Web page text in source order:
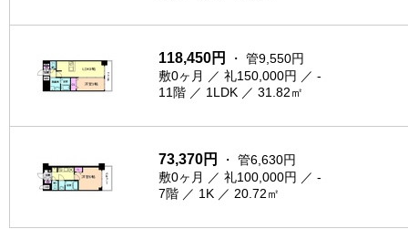
118,450円
・ 管9,550円
敷0ヶ月 ／ 礼150,000円 ／ -
11階 ／ 1LDK ／ 31.82㎡
73,370円
・ 管6,630円
敷0ヶ月 ／ 礼100,000円 ／ -
7階 ／ 1K ／ 20.72㎡